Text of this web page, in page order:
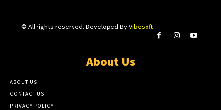
© All rights reserved. Developed ByVibesoft
About Us
ABOUT US
CONTACT US
PRIVACY POLICY